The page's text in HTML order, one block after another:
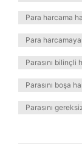
Para harcama
Para
Parasını
Parasını boşa
Parasını